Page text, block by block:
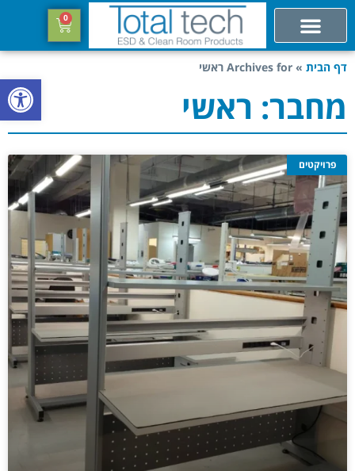
פתח
0
דף הבית » Archives for ראשי
מחבר: ראשי
פרויקטים